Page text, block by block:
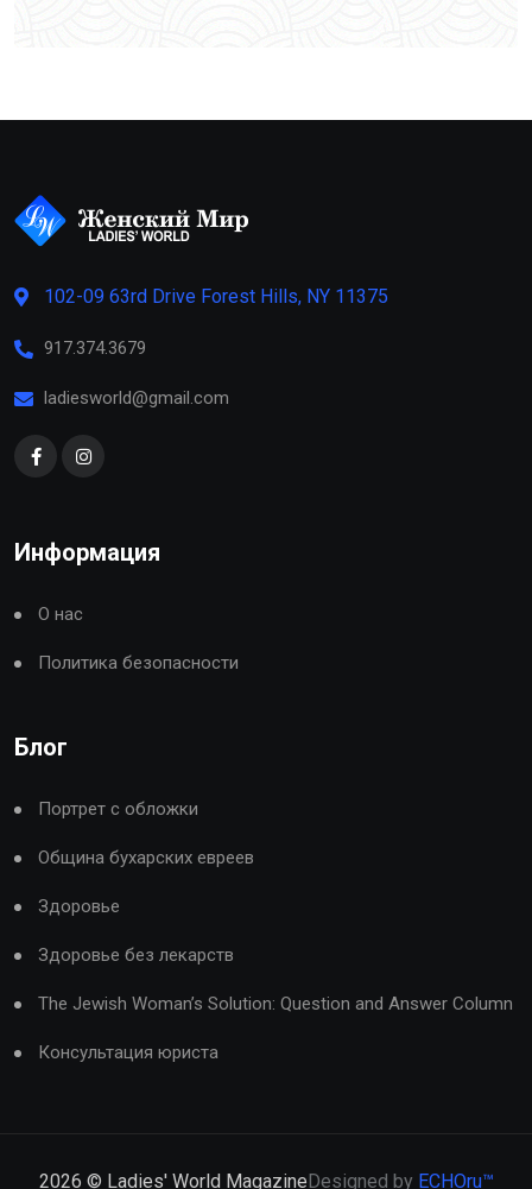
102-09 63rd Drive Forest Hills, NY 11375
917.374.3679
ladiesworld@gmail.com
Информация
О нас
Политика безопасности
Блог
Портрет с обложки
Община бухарских евреев
Здоровье
Здоровье без лекарств
The Jewish Woman’s Solution: Question and Answer Column
Консультация юриста
2026 © Ladies' World Magazine Designed by ECHOru™